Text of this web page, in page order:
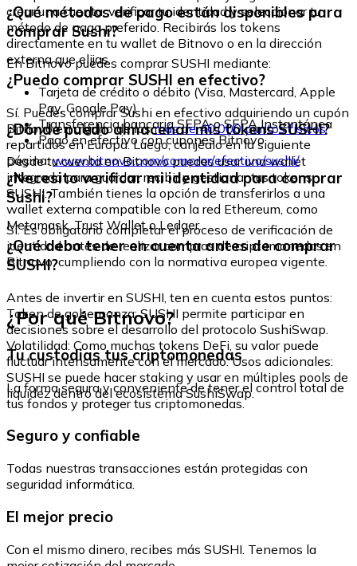
crear una cuenta, verificar tu identidad y seleccionar tu
método de pago preferido. Recibirás los tokens
directamente en tu wallet de Bitnovo o en la dirección
externa que elijas.
¿Qué métodos de pago están disponibles para
comprar Sushi?
En Bitnovo puedes comprar SUSHI mediante:
Tarjeta de crédito o débito (Visa, Mastercard, Apple
Pay, Google Pay)
Transferencia bancaria SEPA o SEPA Instantánea
Pago en efectivo con cupones Bitnovo
¿Puedo comprar SUSHI en efectivo?
Sí. Puedes comprar Sushi en efectivo adquiriendo un cupón
Bitnovo en alguno de losmás de 40.000 puntos físicos
repartidos en Europa. Luego, canjéalo en la siguiente
página:www.bitnovo.com/comprar/efectivo/sushi/
¿Dónde puedo almacenar mis tokens SUSHI?
Desde tu cuenta en Bitnovo puedes usar una wallet
integrada para guardar, recibir y gestionar tus tokens
SUSHI. También tienes la opción de transferirlos a una
wallet externa compatible con la red Ethereum, como
Metamask, Trust Wallet o Ledger.
¿Necesito verificar mi identidad para comprar
Sushi?
Sí. Es obligatorio completar el proceso de verificación de
identidad antes de realizar compras de criptomonedas en
Bitnovo, cumpliendo con la normativa europea vigente.
¿Qué debo tener en cuenta antes de comprar
SUSHI?
Antes de invertir en SUSHI, ten en cuenta estos puntos:
Token de gobernanza: SUSHI permite participar en
decisiones sobre el desarrollo del protocolo SushiSwap.
Volatilidad: Como muchos tokens DeFi, su valor puede
fluctuar intensamente con el mercado. Usos adicionales:
SUSHI se puede hacer staking y usar en múltiples pools de
liquidez dentro del ecosistema SushiSwap.
¿Por qué Bitnovo?
Tu custodias tus criptomonedas
La forma segura y conveniente de tener el control total de
tus fondos y proteger tus criptomonedas.
Seguro y confiable
Todas nuestras transacciones están protegidas con
seguridad informática.
El mejor precio
Con el mismo dinero, recibes más SUSHI. Tenemos la